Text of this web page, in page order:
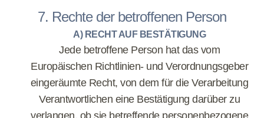
7. Rechte der betroffenen Person
A) RECHT AUF BESTÄTIGUNG
Jede betroffene Person hat das vom
Europäischen Richtlinien- und Verordnungsgeber
eingeräumte Recht, von dem für die Verarbeitung
Verantwortlichen eine Bestätigung darüber zu
verlangen, ob sie betreffende personenbezogene